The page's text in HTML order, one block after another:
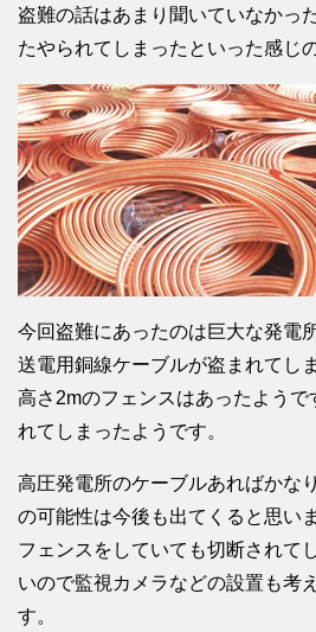
盗難の話はあまり聞いていなかっ
たやられてしまったといった感じ
今回盗難にあったのは巨大な発電
送電用銅線ケーブルが盗まれてし
高さ2mのフェンスはあったようで
れてしまったようです。
高圧発電所のケーブルあればかな
の可能性は今後も出てくると思いま
フェンスをしていても切断されて
いので監視カメラなどの設置も考
す。